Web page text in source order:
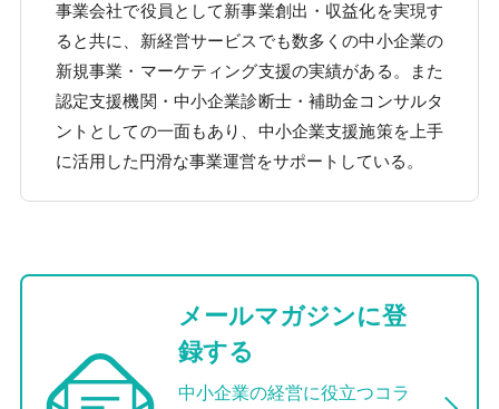
事業会社で役員として新事業創出・収益化を実現す
ると共に、新経営サービスでも数多くの中小企業の
新規事業・マーケティング支援の実績がある。また
認定支援機関・中小企業診断士・補助金コンサルタ
ントとしての一面もあり、中小企業支援施策を上手
に活用した円滑な事業運営をサポートしている。
メールマガジンに登
録する
中小企業の経営に役立つコラ